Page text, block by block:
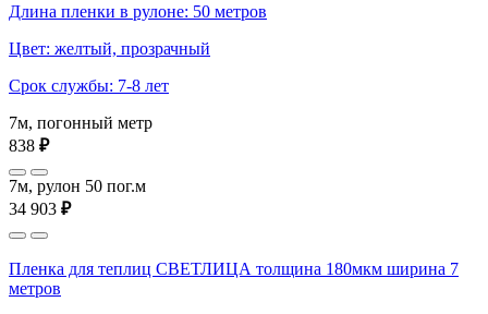
Длина пленки в рулоне: 50 метров
Цвет: желтый, прозрачный
Срок службы: 7-8 лет
7м, погонный метр
838 ₽
7м, рулон 50 пог.м
34 903 ₽
Пленка для теплиц СВЕТЛИЦА толщина 180мкм ширина 7
метров